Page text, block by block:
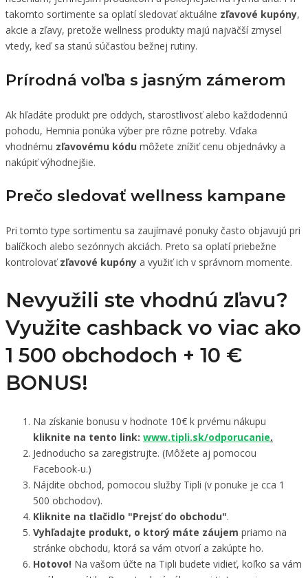
takomto sortimente sa oplatí sledovať aktuálne zľavové kupóny,
akcie a zľavy, pretože wellness produkty majú najväčší zmysel
vtedy, keď sa stanú súčasťou bežnej rutiny.
Prírodná voľba s jasným zámerom
Ak hľadáte produkt pre oddych, starostlivosť alebo každodennú
pohodu, Hemnia ponúka výber pre rôzne potreby. Vďaka
vhodnému zľavovému kódu môžete znížiť cenu objednávky a
nakúpiť výhodnejšie.
Prečo sledovať wellness kampane
Pri tomto type sortimentu sa zaujímavé ponuky často objavujú pri
balíčkoch alebo sezónnych akciách. Preto sa oplatí priebežne
kontrolovaťzľavové kupóny a využiť ich v správnom momente.
Nevyužili ste vhodnú zľavu?
Využite cashback vo viac ako
1 500 obchodoch + 10 €
BONUS!
Na získanie bonusu v hodnote 10€ k prvému nákupu
kliknite na tento link: www.tipli.sk/odporucanie.
Jednoducho sa zaregistrujte. (Môžete aj pomocou
Facebook-u.)
Nájdite obchod, pomocou služby Tipli (v ponuke je cca 1
500 obchodov).
Kliknite na tlačidlo "Prejsť do obchodu".
Vyhľadajte produkt, o ktorý máte záujem priamo na
stránke obchodu, ktorá sa vám otvorí a zakúpte ho.
Hotovo! Na vašom účte na Tipli budete vidieť, koľko sa vám